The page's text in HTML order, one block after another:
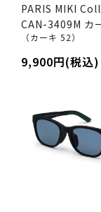
PARIS MIKI
CAN-3409M カ
（カーキ 52）
9,900円(税込)